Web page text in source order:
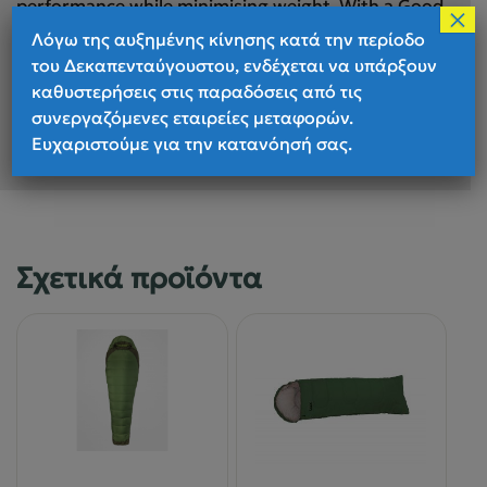
performance while minimising weight. With a Good
Night’s Sleep Temperature of -13°C (9°F), the Helium
800 is a reliably warm and packable bag, perfect for
camping, trekking and touring in cold but dry
conditions.
Σχετικά προϊόντα
Λόγω της αυξημένης κίνησης κατά την περίοδο
του Δεκαπενταύγουστου, ενδέχεται να υπάρξουν
καθυστερήσεις στις παραδόσεις από τις
συνεργαζόμενες εταιρείες μεταφορών.
Ευχαριστούμε για την κατανόησή σας.
×